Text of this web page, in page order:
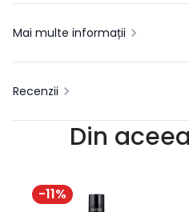
Mai multe informații
Recenzii
Din
-11%